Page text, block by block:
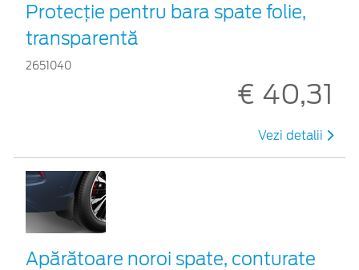
Protecţie pentru bara spate folie,
transparentă
2651040
€ 40,31
Vezi detalii
Apărătoare noroi spate, conturate